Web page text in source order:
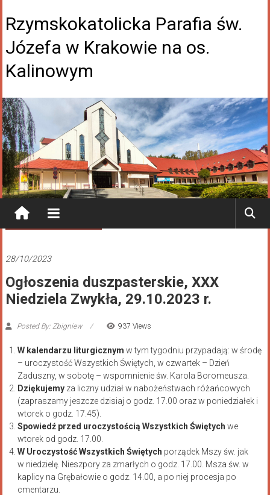
Rzymskokatolicka Parafia św.
Józefa w Krakowie na os.
Kalinowym
28/10/2023
Ogłoszenia duszpasterskie, XXX
Niedziela Zwykła, 29.10.2023 r.
Posted By: Zbigniew 937 Views
W kalendarzu liturgicznym w tym tygodniu przypadają: w środę
– uroczystość Wszystkich Świętych, w czwartek – Dzień
Zaduszny, w sobotę – wspomnienie św. Karola Boromeusza.
Dziękujemy za liczny udział w nabożeństwach różańcowych
(zapraszamy jeszcze dzisiaj o godz. 17.00 oraz w poniedziałek i
wtorek o godz. 17.45).
Spowiedź przed uroczystością Wszystkich Świętych we
wtorek od godz. 17.00.
W Uroczystość Wszystkich Świętych porządek Mszy św. jak
w niedzielę. Nieszpory za zmarłych o godz. 17.00. Msza św. w
kaplicy na Grębałowie o godz. 14.00, a po niej procesja po
cmentarzu.